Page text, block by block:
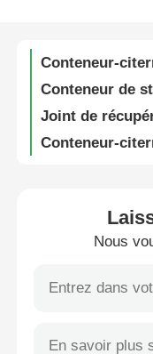
Contrôle de la
Contact
Tous les cas
Demande de
Semi-remorque
Nous